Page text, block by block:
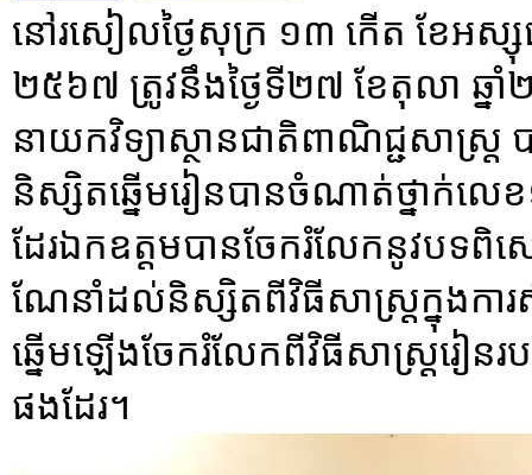
នៅរសៀលថ្ងៃសុក្រ ១៣ កើត ខែអស្សុ
២៥៦៧ ត្រូវនឹងថ្ងៃទី២៧ ខែតុលា ឆ្
នាយកវិទ្យាស្ថានជាតិពាណិជ្ជសាស្រ្
និស្សិត​ឆ្នើម​រៀនបាន​ចំណាត់​ថ្នាក់​ល
ដែរ​ឯកឧត្តម​បានចែករំលែកនូវបទ
ណែនាំដល់និស្សិតពីវិធីសាស្ត្រក្នុងកា
ឆ្នើម​ឡេីងចែករំលែកពីវិធីសាស្ត្ររៀនរ
ផងដែរ។